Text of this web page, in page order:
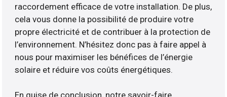
raccordement efficace de votre installation. De plus,
cela vous donne la possibilité de produire votre
propre électricité et de contribuer à la protection de
l’environnement. N’hésitez donc pas à faire appel à
nous pour maximiser les bénéfices de l’énergie
solaire et réduire vos coûts énergétiques.